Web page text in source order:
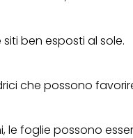
ben esposti al sole.
che possono
le foglie possono